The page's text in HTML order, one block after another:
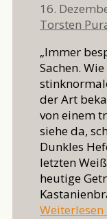
16.
Torsten
„Immer
Sachen.
der Art
von einem
siehe da,
Dunkles
letzten
heutige